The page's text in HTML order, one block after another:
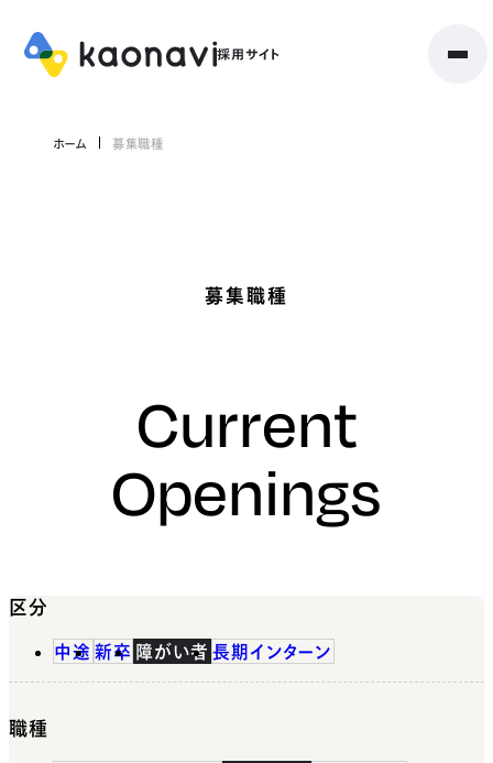
ホーム 募集職種
募集職種
Current
Openings
区分
中途 新卒 障がい者 長期インターン
職種